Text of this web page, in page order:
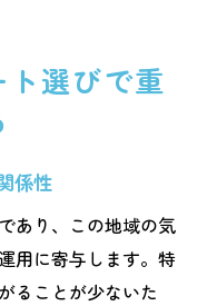
ートの選び方
用するエコキュ
する熊本県の気候
に与える影響
選びで重
係性
あり、この地域の気
用に寄与します。特
ることが少ないた